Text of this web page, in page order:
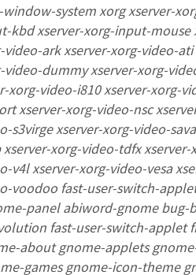
system xorg xserver-
kbd xserver-xorg-input-
video-ark xserver-xorg-video-
video-dummy xserver-xorg-
xorg-video-i810 xserver-xorg-
xserver-xorg-video-nsc
s3virge xserver-xorg-video-
xorg-video-tdfx
v4l xserver-xorg-video-vesa
voodoo fast-user-switch-
panel abiword-gnome
fast-user-switch-
about gnome-applets
games gnome-icon-theme